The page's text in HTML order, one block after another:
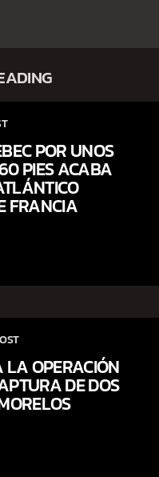
POR UNOS
PIES ACABA
FRANCIA
OPERACIÓN
DE DOS